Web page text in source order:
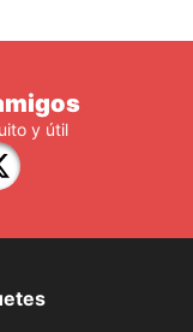
y útil